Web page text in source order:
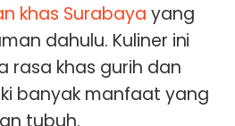
khas Surabaya yang
dahulu. Kuliner ini
rasa khas gurih dan
banyak manfaat yang
tubuh.